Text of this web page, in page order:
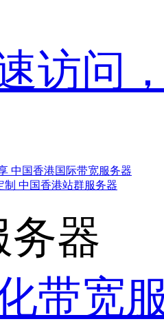
访问
中国香港国际带宽服务器
制 中国香港站群服务器
务器
带宽